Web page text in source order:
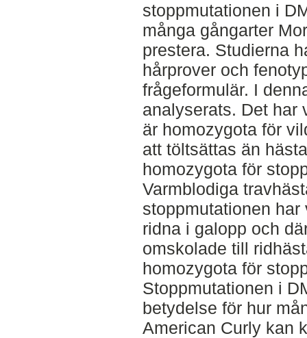
stoppmutationen i
många gångarter
prestera. Studierna
hårprover och
frågeformulär. I
analyserats. Det har
är homozygota för
att töltsättas än
homozygota för
Varmblodiga
stoppmutationen
ridna i galopp och
omskolade till
homozygota för
Stoppmutationen i
betydelse för hur
American Curly kan